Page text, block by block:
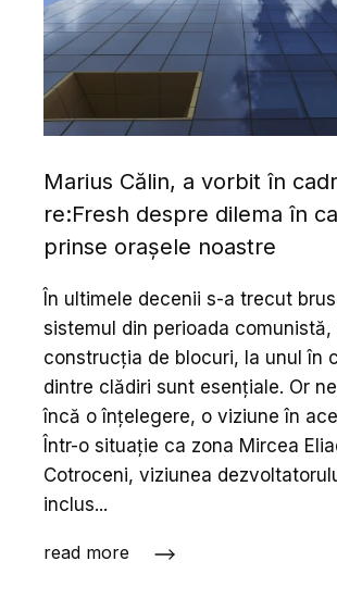
Marius Călin, a vorbit în
re:Fresh despre dilema în
prinse orașele noastre
În ultimele decenii s-a trecut
sistemul din perioada comunistă,
construcția de blocuri, la unul în
dintre clădiri sunt esențiale. Or
încă o înțelegere, o viziune în
Într-o situație ca zona Mircea
Cotroceni, viziunea
inclus...
read more